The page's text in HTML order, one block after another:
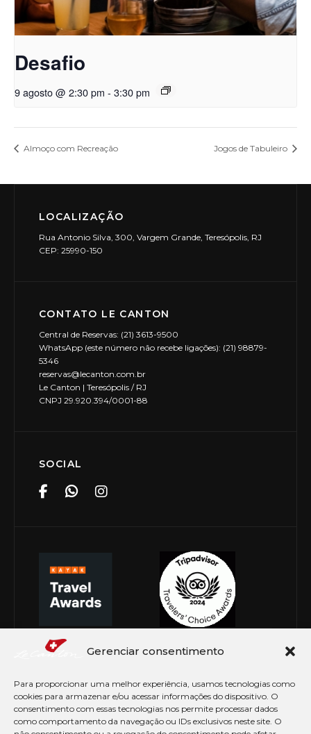
Gerenciar consentimento
Para proporcionar uma melhor experiência, usamos tecnologias como
cookies para armazenar e/ou acessar informações do dispositivo. O
consentimento com essas tecnologias nos permite processar dados
como comportamento da navegação ou IDs exclusivos neste site. O
Desafio
9 agosto @ 2:30 pm - 3:30 pm
Almoço com Recreação Jogos de Tabuleiro
LOCALIZAÇÃO
Rua Antonio Silva, 300, Vargem Grande, Teresópolis, RJ
CEP: 25990-150
CONTATO LE CANTON
Central de Reservas: (21) 3613-9500
WhatsApp (este número não recebe ligações): (21) 98879-
5346
reservas@lecanton.com.br
Le Canton | Teresópolis / RJ
CNPJ 29.920.394/0001-88
SOCIAL